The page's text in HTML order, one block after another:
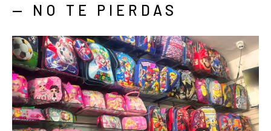
— NO TE PIERDAS